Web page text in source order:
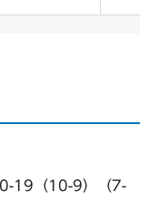
19（10-9）（7-